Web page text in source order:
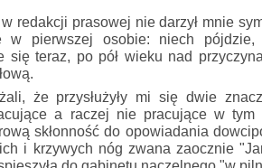
redakcji prasowej nie darzył mnie
w pierwszej osobie: niech
się teraz, po pół wieku nad
że przysłużyły mi się dwie
a raczej nie pracujące w
skłonność do opowiadania
i krzywych nóg zwana zaocznie